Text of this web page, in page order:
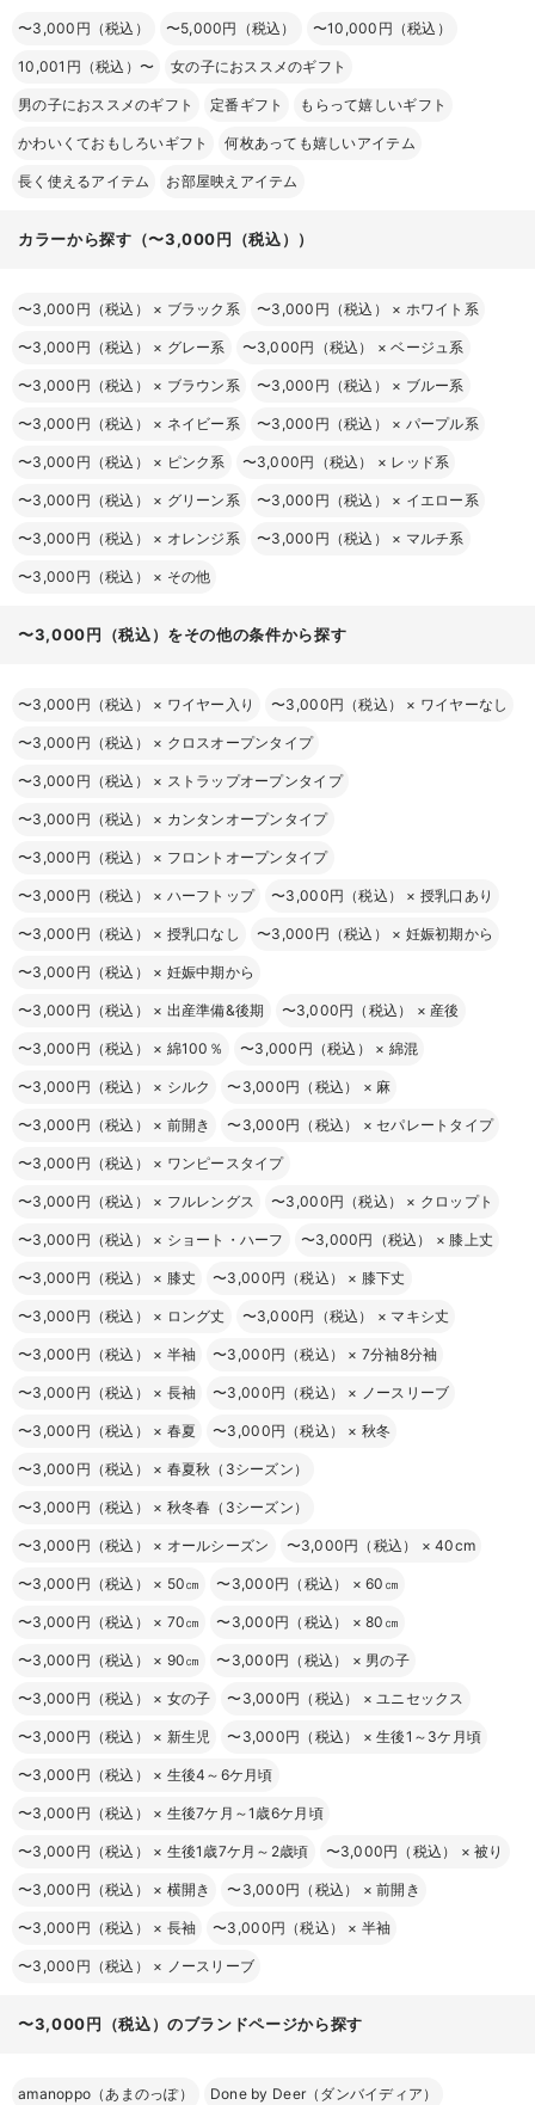
〜3,000円（税込） 〜5,000円（税込） 〜10,000円（税込）
10,001円（税込）〜 女の子におススメのギフト
男の子におススメのギフト 定番ギフト もらって嬉しいギフト
かわいくておもしろいギフト 何枚あっても嬉しいアイテム
長く使えるアイテム お部屋映えアイテム
カラーから探す（〜3,000円（税込））
〜3,000円（税込） × ブラック系 〜3,000円（税込） × ホワイト系
〜3,000円（税込） × グレー系 〜3,000円（税込） ×ベージュ系
〜3,000円（税込） × ブラウン系 〜3,000円（税込） × ブルー系
〜3,000円（税込） × ネイビー系 〜3,000円（税込） × パープル系
〜3,000円（税込） × ピンク系 〜3,000円（税込） × レッド系
〜3,000円（税込） × グリーン系 〜3,000円（税込） × イエロー系
〜3,000円（税込） × オレンジ系 〜3,000円（税込） × マルチ系
〜3,000円（税込） × その他
〜3,000円（税込）をその他の条件から探す
〜3,000円（税込） × ワイヤー入り 〜3,000円（税込） × ワイヤーなし
〜3,000円（税込） × クロスオープンタイプ
〜3,000円（税込） × ストラップオープンタイプ
〜3,000円（税込） × カンタンオープンタイプ
〜3,000円（税込） × フロントオープンタイプ
〜3,000円（税込） × ハーフトップ 〜3,000円（税込） × 授乳口あり
〜3,000円（税込） × 授乳口なし 〜3,000円（税込） × 妊娠初期から
〜3,000円（税込） × 妊娠中期から
〜3,000円（税込） × 出産準備&後期 〜3,000円（税込） × 産後
〜3,000円（税込） × 綿100％ 〜3,000円（税込） × 綿混
〜3,000円（税込） × シルク 〜3,000円（税込） × 麻
〜3,000円（税込） × 前開き 〜3,000円（税込） ×セパレートタイプ
〜3,000円（税込） × ワンピースタイプ
〜3,000円（税込） × フルレングス 〜3,000円（税込） × クロップト
〜3,000円（税込） × ショート・ハーフ 〜3,000円（税込） × 膝上丈
〜3,000円（税込） × 膝丈 〜3,000円（税込） × 膝下丈
〜3,000円（税込） × ロング丈 〜3,000円（税込） × マキシ丈
〜3,000円（税込） × 半袖 〜3,000円（税込） × 7分袖8分袖
〜3,000円（税込） × 長袖 〜3,000円（税込） × ノースリーブ
〜3,000円（税込） × 春夏 〜3,000円（税込） × 秋冬
〜3,000円（税込） × 春夏秋（3シーズン）
〜3,000円（税込） × 秋冬春（3シーズン）
〜3,000円（税込） × オールシーズン 〜3,000円（税込） ×40cm
〜3,000円（税込） × 50㎝ 〜3,000円（税込） ×60㎝
〜3,000円（税込） × 70㎝ 〜3,000円（税込） ×80㎝
〜3,000円（税込） × 90㎝ 〜3,000円（税込） × 男の子
〜3,000円（税込） × 女の子 〜3,000円（税込） ×ユニセックス
〜3,000円（税込） × 新生児 〜3,000円（税込） ×生後1～3ケ月頃
〜3,000円（税込） × 生後4～6ケ月頃
〜3,000円（税込） × 生後7ケ月～1歳6ケ月頃
〜3,000円（税込） × 生後1歳7ケ月～2歳頃 〜3,000円（税込） ×被り
〜3,000円（税込） × 横開き 〜3,000円（税込） ×前開き
〜3,000円（税込） × 長袖 〜3,000円（税込） × 半袖
〜3,000円（税込） × ノースリーブ
〜3,000円（税込）のブランドページから探す
amanoppo（あまのっぽ） Done by Deer（ダンバイディア）